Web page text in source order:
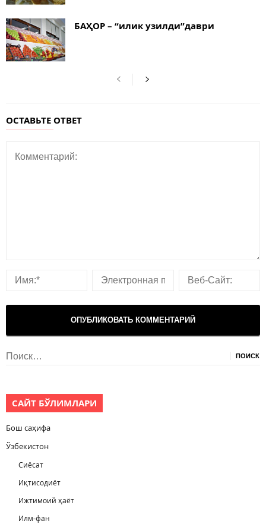
БАҲОР – “илик узилди”даври
ОСТАВЬТЕ ОТВЕТ
Найти:
САЙТ БЎЛИМЛАРИ
Бош саҳифа
Ўзбекистон
Сиёсат
Иқтисодиёт
Ижтимоий ҳаёт
Илм-фан